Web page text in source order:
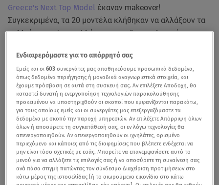
Greece’s Next Top Model έκαναν makeover!
Συγκεκριμένα, τα 20 μοντέλα κλήθηκαν να αλλάξουν τα
μαλλιά, το makeup αλλά και τις ενδυματολογικές τους
GNTM: Δείτε τη μεταμόρφωση των κοριτσιών-Κάποιες
έγιναν αγνώριστες!
GNTM - Μαρτίνα : «Τι να το κάνω το 1.17 πόδι όταν με
τρώει το 1.10;»
GNTM: Στο αποψινό επεισόδιο πέφτουν οι μάσκες -
Δείτε το trailer
Βίκυ Καγιά, ηΈλενα Χριστοπούλου και ηΖενεβιέβ
Ενδιαφερόμαστε για το απόρρητό σας
Εμείς και οι603 συνεργάτες μας αποθηκεύουμε προσωπικά δεδομένα,
όπως δεδομένα περιήγησης ή μοναδικά αναγνωριστικά στοιχεία, και
έχουμε πρόσβαση σε αυτά στη συσκευή σας. Αν επιλέξετε Αποδοχή, θα
καταστεί δυνατή η ενεργοποίηση τεχνολογιών παρακολούθησης
προκειμένου να υποστηριχθούν οι σκοποί που εμφανίζονται παρακάτω,
για τους οποίους εμείς και οι συνεργάτες μας επεξεργαζόμαστε τα
δεδομένα με σκοπό την παροχή υπηρεσιών. Αν επιλέξετε Απόρριψη όλων
όλων ή αποσύρετε τη συγκατάθεσή σας, οι εν λόγω τεχνολογίες θα
απενεργοποιηθούν. Αν απενεργοποιηθούν οι ιχνηλάτες, ορισμένο
περιεχόμενο και κάποιες από τις διαφημίσεις που βλέπετε ενδέχεται να
μην είναι τόσο σχετικές με εσάς. Μπορείτε να επανεμφανίσετε αυτό το
μενού για να αλλάξετε τις επιλογές σας ή να αποσύρετε τη συναίνεσή σας
ανά πάσα στιγμή πατώντας τον σύνδεσμο Διαχείριση προτιμήσεων στο
κάτω μέρος της ιστοσελίδας [ή το αιωρούμενο εικονίδιο στο κάτω